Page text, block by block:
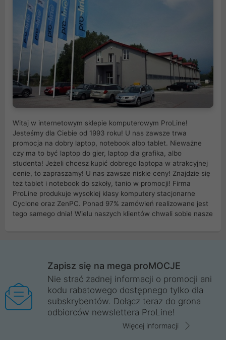
Witaj w internetowym sklepie komputerowym ProLine!
Jesteśmy dla Ciebie od 1993 roku! U nas zawsze trwa
promocja na dobry laptop, notebook albo tablet. Nieważne
czy ma to być laptop do gier, laptop dla grafika, albo
studenta! Jeżeli chcesz kupić dobrego laptopa w atrakcyjnej
cenie, to zapraszamy! U nas zawsze niskie ceny! Znajdzie się
też tablet i notebook do szkoły, tanio w promocji! Firma
ProLine produkuje wysokiej klasy komputery stacjonarne
Cyclone oraz ZenPC. Ponad 97% zamówień realizowane jest
tego samego dnia! Wielu naszych klientów chwali sobie nasze
Wrocław, Poznań, Legnica, Katowice, Gliwice, Kalisz, Bytom,
Trzebnica, Opole. Szybka i profesjonalna obsługa!
ProLine to polska firma ze 100% polskim kapitałem. Działamy
legalnie i płacimy podatki w naszym kraju! Posiadamy siedzibę
główną w Mirkowie oraz salony na terenie kraju. Cała
komunikacja ze sklepem komputerowym ProLine jest
Zapisz się na mega proMOCJE
Nie strać żadnej informacji o promocji ani
kodu rabatowego dostępnego tylko dla
subskrybentów. Dołącz teraz do grona
odbiorców newslettera ProLine!
Więcej informacji